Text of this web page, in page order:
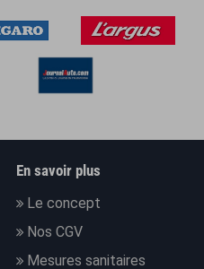
En savoir plus
Le concept
Nos CGV
Mesures sanitaires